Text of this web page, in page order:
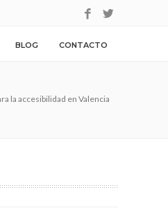
BLOG CONTACTO
la accesibilidad en Valencia